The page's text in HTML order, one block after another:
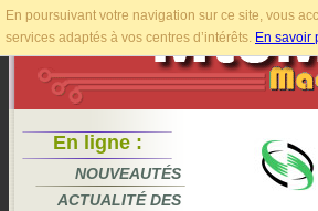
En poursuivant votre navigation sur ce site, vous
services adaptés à vos centres d’intérêts. En savoir
En ligne :
NOUVEAUTÉS
ACTUALITÉ DES